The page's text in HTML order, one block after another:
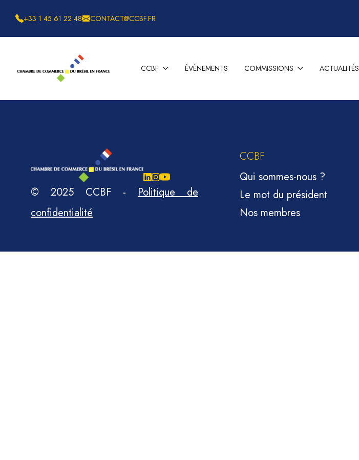
+33 1 45 61 22 48 CONTACT@CCBF.FR
CCBF  ÉVÈNEMENTS COMMISSIONS  ACTUALITÉS
© 2025 CCBF - Politique de
confidentialité
CCBF
Qui sommes-nous ?
Le mot du président
Nos membres